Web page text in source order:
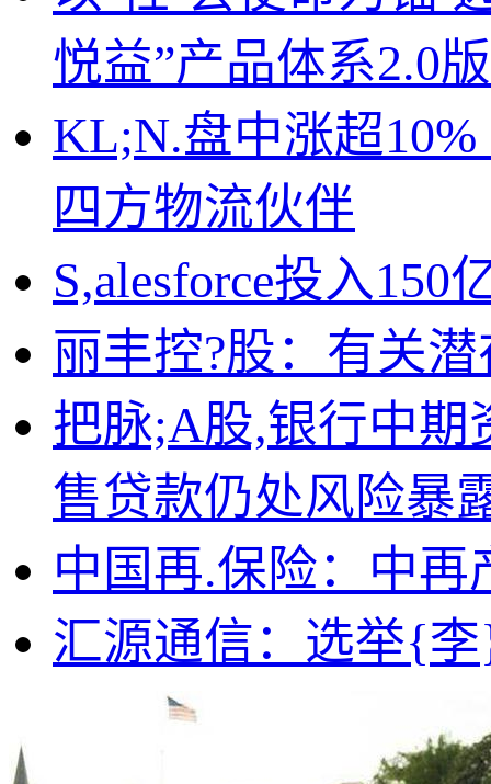
悦益”产品体系2.0版
KL;N.盘中涨超
四方物流伙伴
S,alesforce投入
丽丰控?股：有关
把脉;A股,银行中期
售贷款仍处风险暴
中国再.保险：中再
汇源通信：选举{